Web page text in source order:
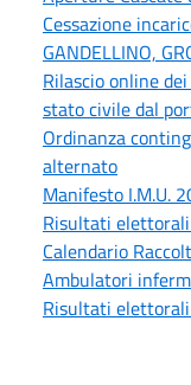
Cessazione
GANDELLINO,
Rilascio online
stato civile dal
Ordinanza
alternato
Manifesto I.M.U.
Risultati
Calendario
Ambulatori
Risultati elettorali